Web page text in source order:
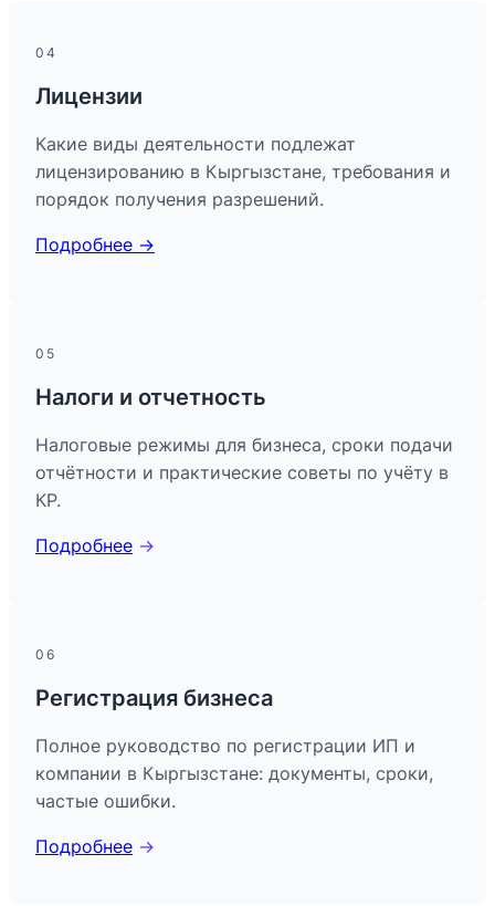
04
Лицензии
Какие виды деятельности подлежат
лицензированию в Кыргызстане, требования и
порядок получения разрешений.
Подробнее →
05
Налоги и отчетность
Налоговые режимы для бизнеса, сроки подачи
отчётности и практические советы по учёту в
КР.
Подробнее →
06
Регистрация бизнеса
Полное руководство по регистрации ИП и
компании в Кыргызстане: документы, сроки,
частые ошибки.
Подробнее →